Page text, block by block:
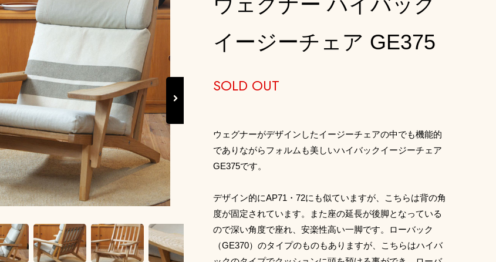
イージーチェア GE375
SOLD OUT
ウェグナーがデザインしたイージーチェアの中でも機能的
でありながらフォルムも美しいハイバックイージーチェア
GE375です。
デザイン的にAP71・72にも似ていますが、こちらは背の角
度が固定されています。また座の延長が後脚となっている
ので深い角度で座れ、安楽性高い一脚です。ローバック
（GE370）のタイプのものもありますが、こちらはハイバ